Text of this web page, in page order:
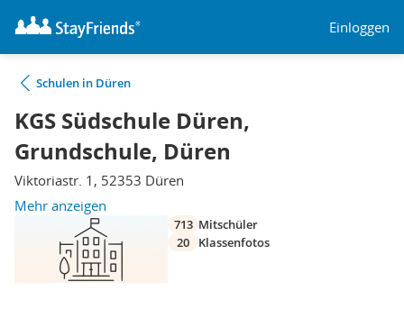
Einloggen
Schulen in Düren
KGS Südschule Düren,
Grundschule, Düren
Viktoriastr. 1, 52353 Düren
Mehr anzeigen
713 Mitschüler
20
Klassenfotos